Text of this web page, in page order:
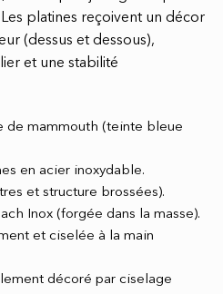
platines reçoivent un décor
(dessus et dessous),
et une stabilité
de mammouth (teinte bleue
en acier inoxydable.
et structure brossées).
Inox (forgée dans la masse).
et ciselée à la main
décoré par ciselage